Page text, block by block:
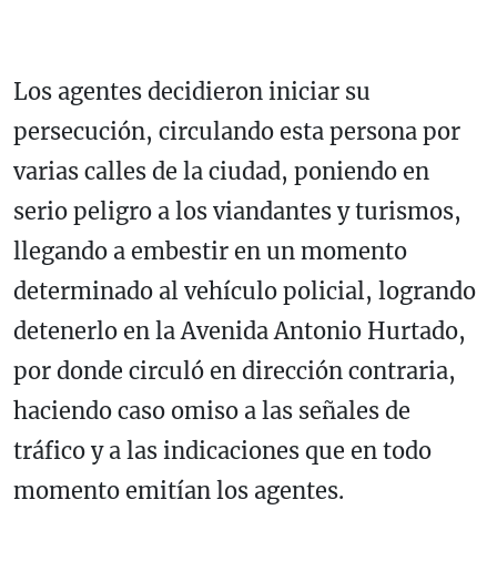
Los agentes decidieron iniciar su
persecución, circulando esta persona por
varias calles de la ciudad, poniendo en
serio peligro a los viandantes y turismos,
llegando a embestir en un momento
determinado al vehículo policial, logrando
detenerlo en la Avenida Antonio Hurtado,
por donde circuló en dirección contraria,
haciendo caso omiso a las señales de
tráfico y a las indicaciones que en todo
momento emitían los agentes.